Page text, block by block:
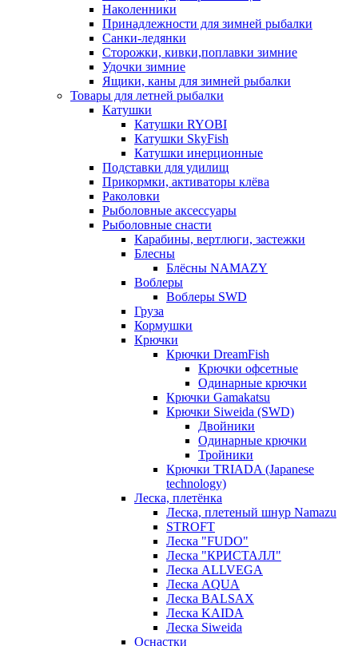
Наколенники
Принадлежности для зимней рыбалки
Санки-ледянки
Сторожки, кивки,поплавки зимние
Удочки зимние
Ящики, каны для зимней рыбалки
Товары для летней рыбалки
Катушки
Катушки RYOBI
Катушки SkyFish
Катушки инерционные
Подставки для удилищ
Прикормки, активаторы клёва
Раколовки
Рыболовные аксессуары
Рыболовные снасти
Карабины, вертлюги, застежки
Блесны
Блёсны NAMAZY
Воблеры
Воблеры SWD
Груза
Кормушки
Крючки
Крючки DreamFish
Крючки офсетные
Одинарные крючки
Крючки Gamakatsu
Крючки Siweida (SWD)
Двойники
Одинарные крючки
Тройники
Крючки TRIADA (Japanese
technology)
Леска, плетёнка
Леска, плетеный шнур Namazu
STROFT
Леска "FUDO"
Леска "КРИСТАЛЛ"
Леска ALLVEGA
Леска AQUA
Леска BALSAX
Леска KAIDA
Леска Siweida
Оснастки